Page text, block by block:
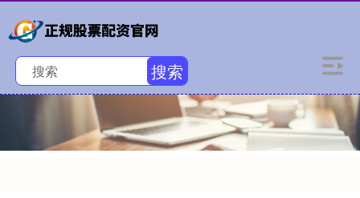
搜索